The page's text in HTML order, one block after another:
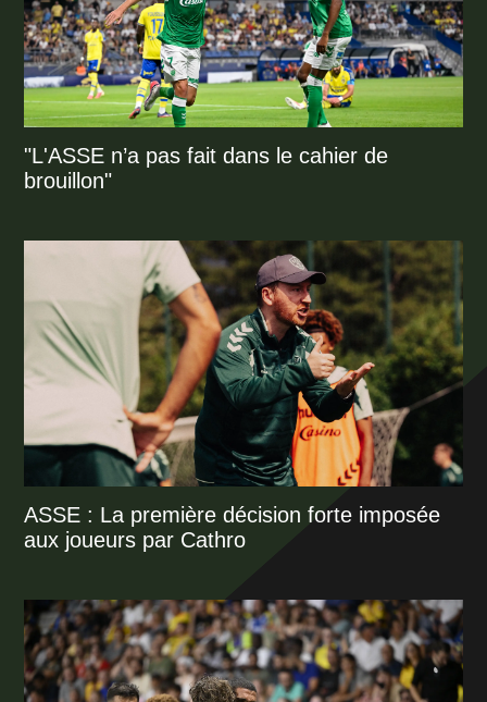
"L'ASSE n’a pas fait dans le cahier de
brouillon"
ASSE : La première décision forte imposée
aux joueurs par Cathro